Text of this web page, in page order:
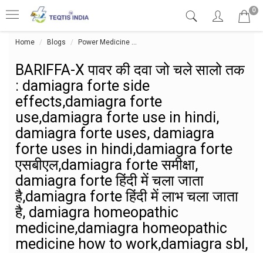
0
Home Blogs Power Medicine
BARIFFA-X पावर की दवा जो चले सालो तक
: damiagra forte side
effects,damiagra forte
use,damiagra forte use in hindi,
damiagra forte uses, damiagra
forte uses in hindi,damiagra forte
एसबीएल,damiagra forte समीक्षा,
damiagra forte हिंदी में चला जाता
है,damiagra forte हिंदी में लाभ चला जाता
है, damiagra homeopathic
medicine,damiagra homeopathic
medicine how to work,damiagra sbl,